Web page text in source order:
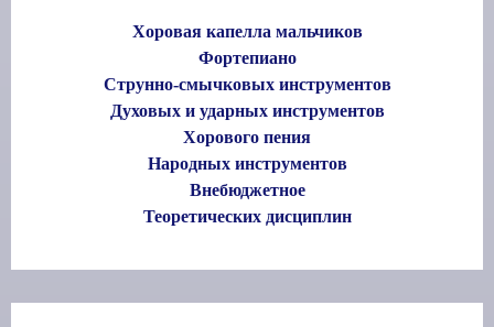
Хоровая капелла мальчиков
Фортепиано
Струнно-смычковых инструментов
Духовых и ударных инструментов
Хорового пения
Народных инструментов
Внебюджетное
Теоретических дисциплин